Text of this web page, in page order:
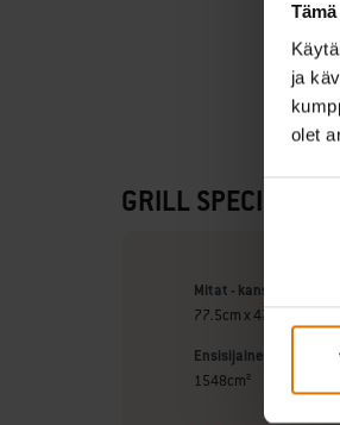
ja
olet
GRILL
Mitat - kansi auki (cm)
77.5cm x 47cm x 65.5cm
Ensisijainen
1548cm²